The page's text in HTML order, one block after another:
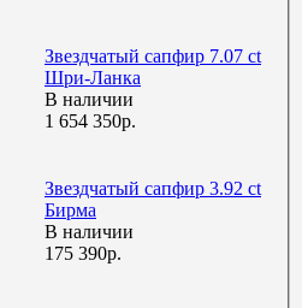
Звездчатый сапфир 7.07 ct
Шри-Ланка
В наличии
1 654 350р.
Звездчатый сапфир 3.92 ct
Бирма
В наличии
175 390р.